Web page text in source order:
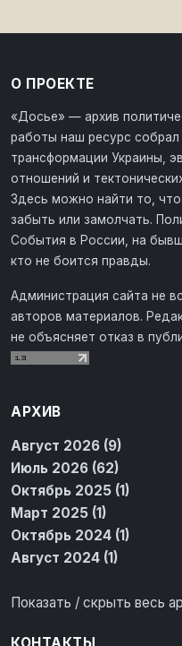
О ПРОЕКТЕ
«Досье» — архив
работы наш ресурс
трансформации Украины,
отношений и
Здесь можно найти то,
забыть или замолчать.
События в России, на
кто не боится правды.
Администрация сайта не
авторов материалов.
не объясняет отказ в
АРХИВ
Август 2026 (9)
Июль 2026 (62)
Октябрь 2025 (1)
Март 2025 (1)
Октябрь 2024 (1)
Август 2024 (1)
Показать / скрыть весь
КОНТАКТЫ